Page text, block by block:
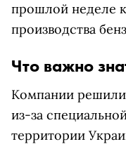
прошлой неделе
производства
Что важно
Компании решили
из-за
территории